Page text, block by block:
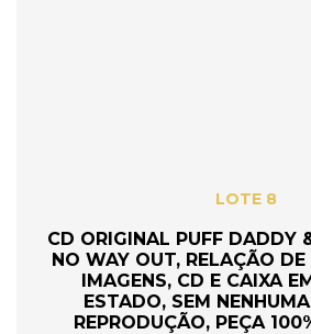
LOTE 8
CD ORIGINAL PUFF DADDY
NO WAY OUT, RELAÇÃO
IMAGENS, CD E CAIXA
ESTADO, SEM
REPRODUÇÃO, PEÇA